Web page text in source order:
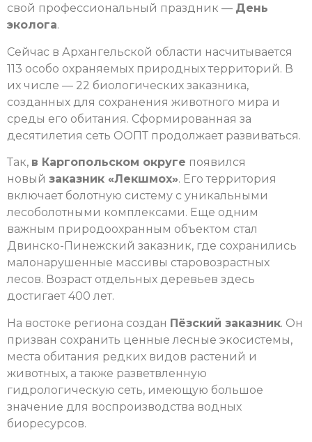
свой профессиональный праздник — День
эколога.
Сейчас в Архангельской области насчитывается
113 особо охраняемых природных территорий. В
их числе — 22 биологических заказника,
созданных для сохранения животного мира и
среды его обитания. Сформированная за
десятилетия сеть ООПТ продолжает развиваться.
Так, в Каргопольском округе появился
новый заказник «Лекшмох». Его территория
включает болотную систему с уникальными
лесоболотными комплексами. Еще одним
важным природоохранным объектом стал
Двинско-Пинежский заказник, где сохранились
малонарушенные массивы старовозрастных
лесов. Возраст отдельных деревьев здесь
достигает 400 лет.
На востоке региона создан Пёзский заказник. Он
призван сохранить ценные лесные экосистемы,
места обитания редких видов растений и
животных, а также разветвленную
гидрологическую сеть, имеющую большое
значение для воспроизводства водных
биоресурсов.